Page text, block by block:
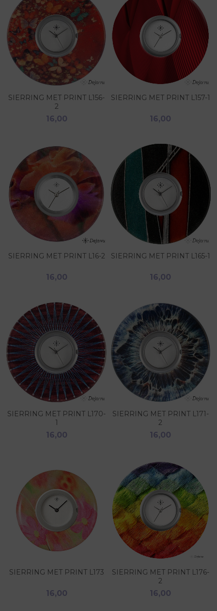
SIERRING MET PRINT L156-
2
16,00
SIERRING MET PRINT L157-1
16,00
SIERRING MET PRINT L16-2
16,00
SIERRING MET PRINT L165-1
16,00
SIERRING MET PRINT L170-
1
16,00
SIERRING MET PRINT L171-
2
16,00
SIERRING MET PRINT L173
16,00
SIERRING MET PRINT L176-
2
16,00